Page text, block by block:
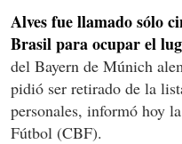
Alves fue llamado sólo
Brasil para ocupar el
del Bayern de Múnich
pidió ser retirado de la
personales, informó hoy
Fútbol (CBF).